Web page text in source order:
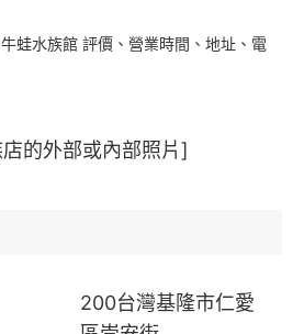
牛蛙水族館 評價、營業時間、地址、電
200台灣基隆市仁愛